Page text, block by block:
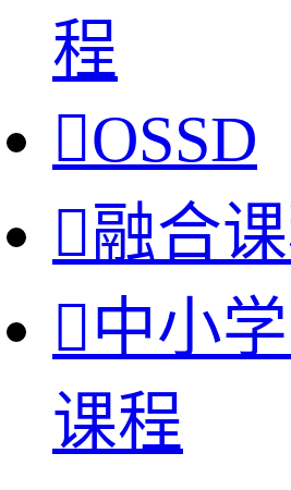
程
OSSD
融合
中小
课程